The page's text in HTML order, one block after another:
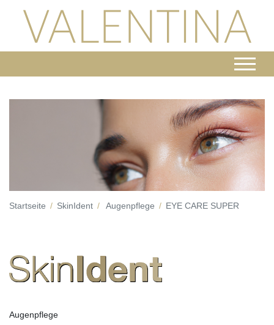
Startseite SkinIdent Augenpflege EYE CARE SUPER
Augenpflege